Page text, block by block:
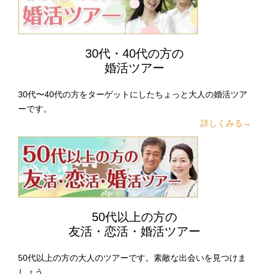
30代・40代の方の
婚活ツアー
30代〜40代の方をターゲットにしたちょっと大人の婚活ツア
ーです。
詳しくみる→
50代以上の方の
友活・恋活・婚活ツアー
50代以上の方の大人のツアーです。素敵な出会いを見つけま
しょう。